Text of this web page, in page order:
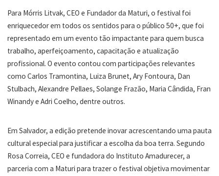
Para Mórris Litvak, CEO e Fundador da Maturi, o festival foi
enriquecedor em todos os sentidos para o público 50+, que foi
representado em um evento tão impactante para quem busca
trabalho, aperfeiçoamento, capacitação e atualização
profissional. O evento contou com participações relevantes
como Carlos Tramontina, Luiza Brunet, Ary Fontoura, Dan
Stulbach, Alexandre Pellaes, Solange Frazão, Maria Cândida, Fran
Winandy e Adri Coelho, dentre outros.
Em Salvador, a edição pretende inovar acrescentando uma pauta
cultural especial para justificar a escolha da boa terra. Segundo
Rosa Correia, CEO e fundadora do Instituto Amadurecer, a
parceria com a Maturi para trazer o festival objetiva movimentar